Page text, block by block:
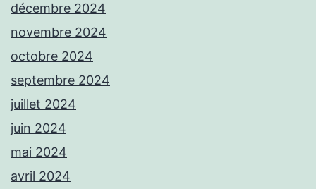
décembre 2024
novembre 2024
octobre 2024
septembre 2024
juillet 2024
juin 2024
mai 2024
avril 2024